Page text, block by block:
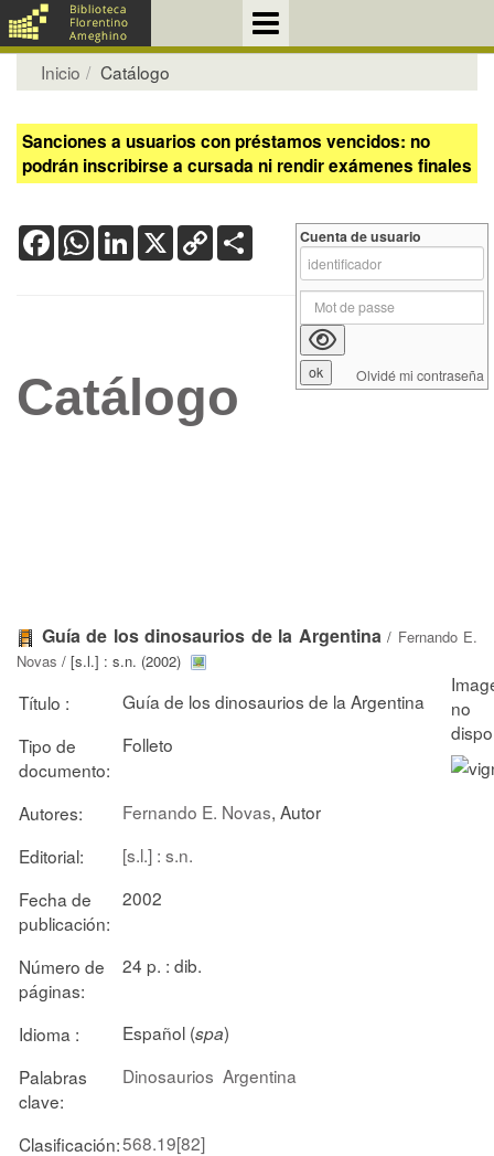
Inicio Catálogo
Sanciones a usuarios con préstamos vencidos: no
podrán inscribirse a cursada ni rendir exámenes finales
FacebookWhatsApp
LinkedIn
X Copy
Link
Catálogo
Guía de los dinosaurios de la Argentina/ Fernando E.
Novas / [s.l.] : s.n. (2002)
Título :
Guía de los dinosaurios de la Argentina
Tipo de
documento:
Folleto
Autores: Fernando E. Novas, Autor
Editorial:
[s.l.] : s.n.
Fecha de
publicación:
2002
Número de
páginas:
24 p. : dib.
Idioma : Español (spa)
Palabras
clave:
Dinosaurios Argentina
Clasificación:568.19[82]
Cuenta de usuario
Olvidé mi contraseña